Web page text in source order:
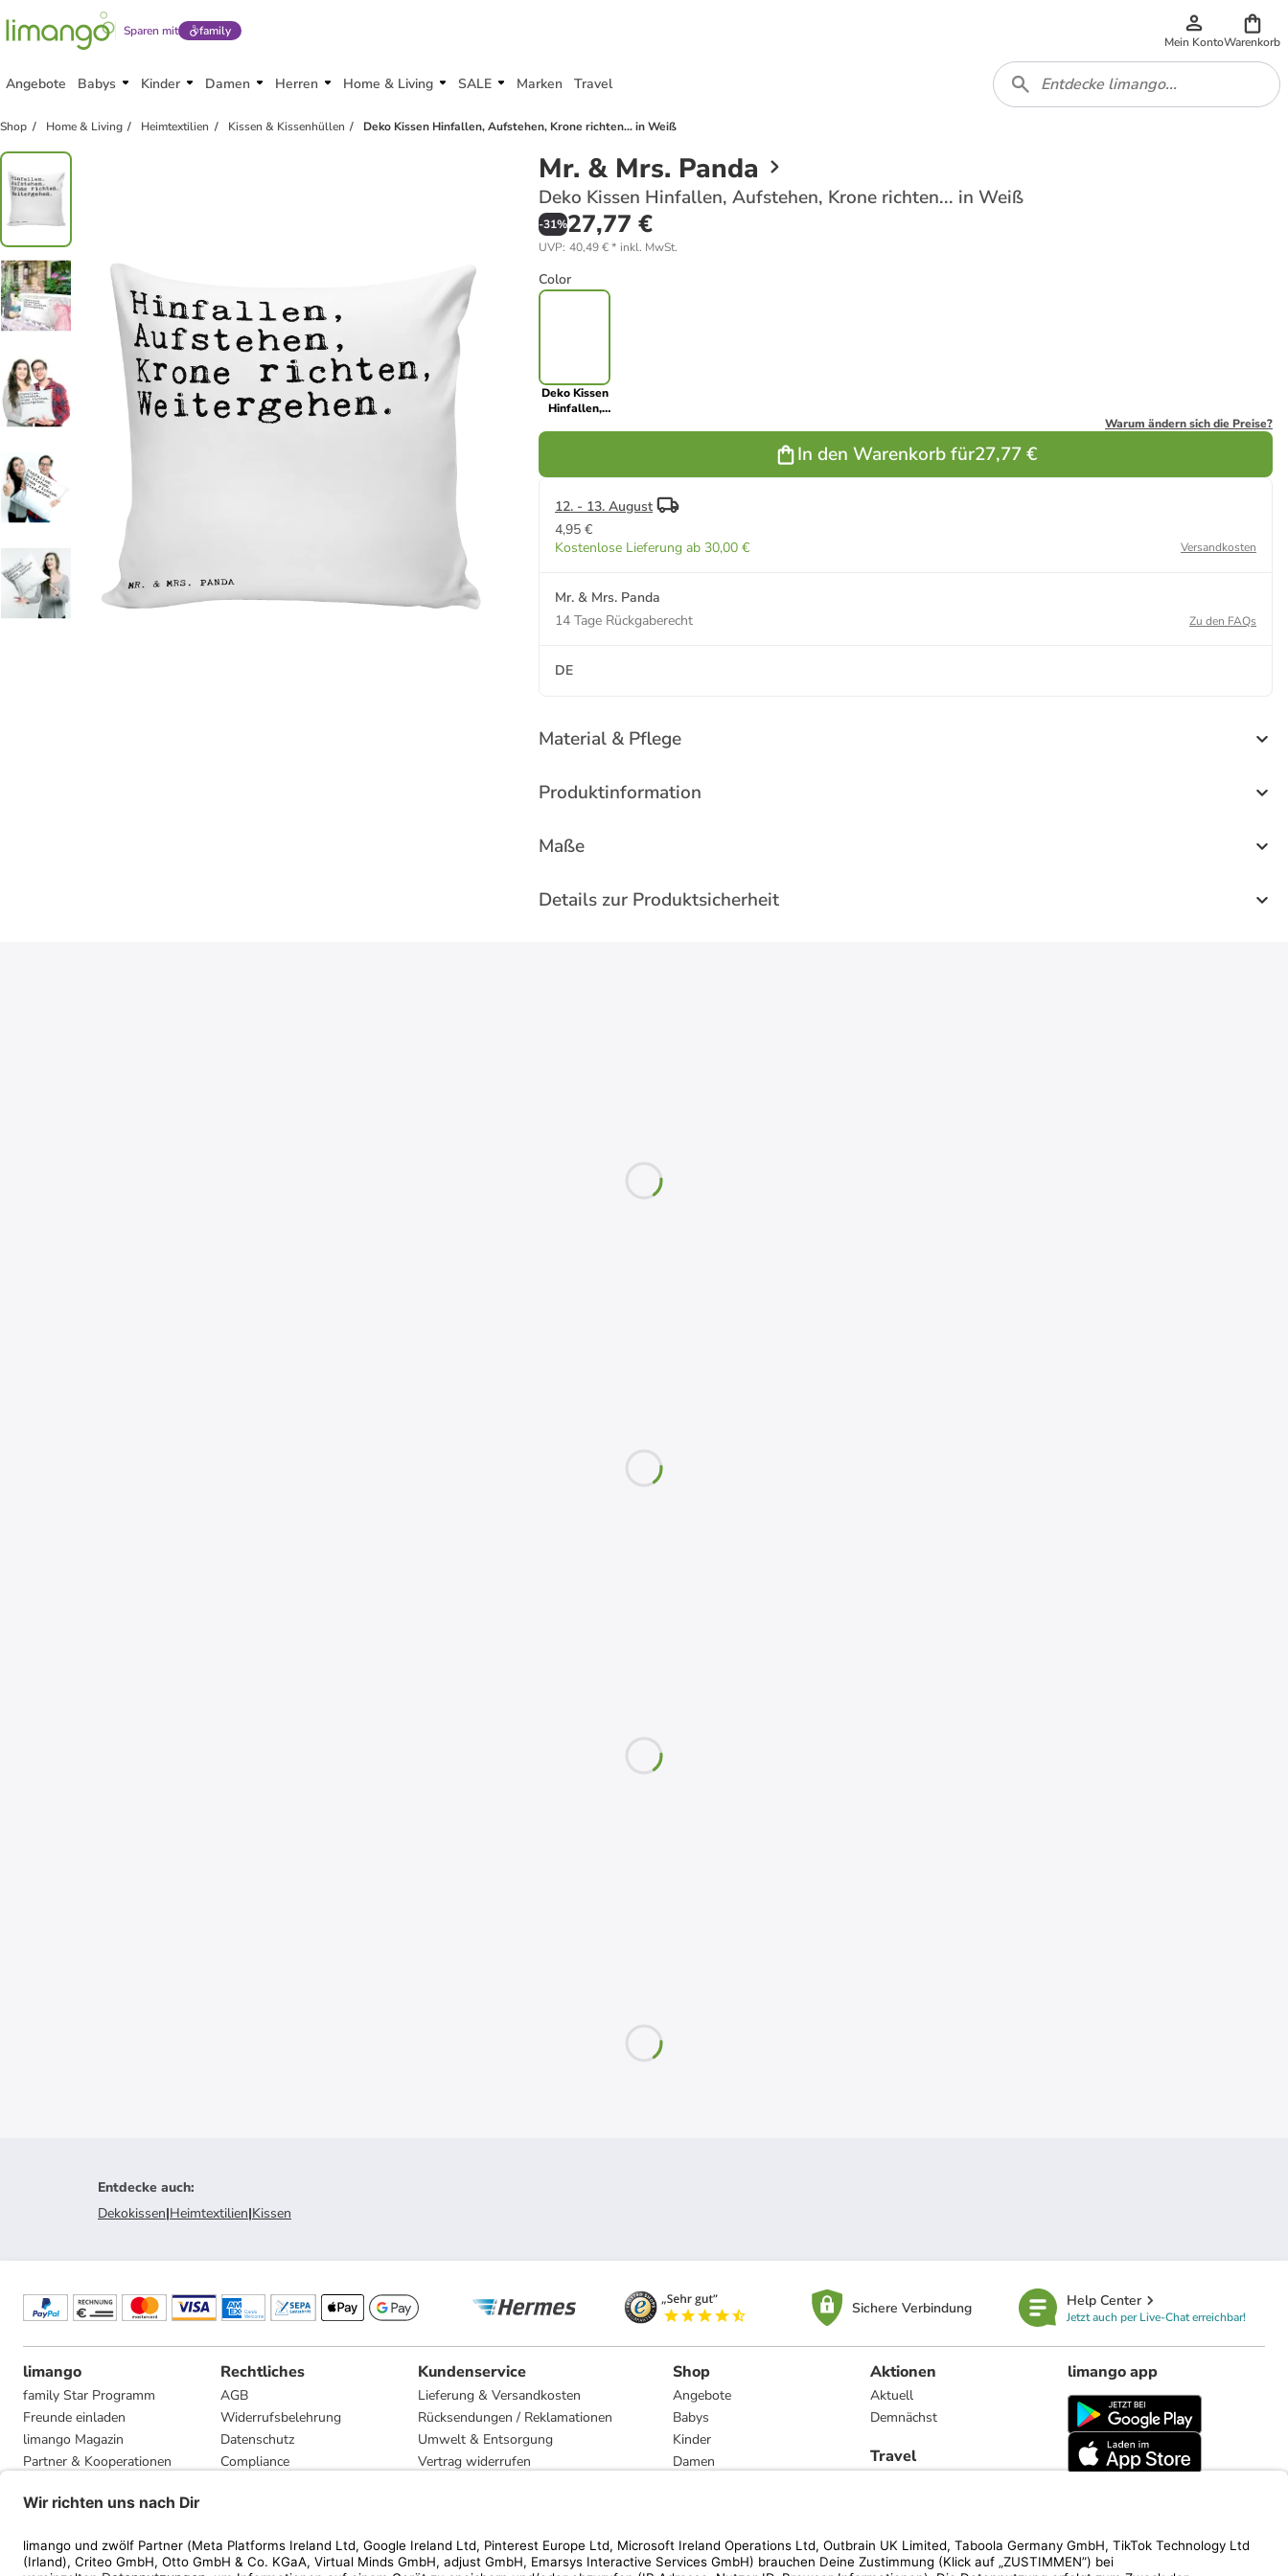
Sparen mit family
Mein KontoWarenkorb
Angebote Babys Kinder Damen Herren Home & Living SALE Marken Travel
Shop Home & Living Heimtextilien Kissen & Kissenhüllen Deko Kissen Hinfallen, Aufstehen, Krone richten... in Weiß
Mr. & Mrs. Panda
Deko Kissen Hinfallen, Aufstehen, Krone richten... in Weiß
-31%27,77 €
UVP: 40,49 €* inkl. MwSt.
Color
Deko Kissen
Hinfallen,
Warum ändern sich die Preise?
In den Warenkorb für27,77 €
12. - 13. August
4,95 €
Kostenlose Lieferung ab 30,00 €
Versandkosten
Mr. & Mrs. Panda
14 Tage Rückgaberecht
Zu den FAQs
DE
Material & Pflege
Produktinformation
Maße
Details zur Produktsicherheit
Entdecke auch:
Dekokissen|Heimtextilien|Kissen
Sichere Verbindung Help Center
Jetzt auch per Live-Chat erreichbar!
limango
family Star Programm
Freunde einladen
limango Magazin
Partner & Kooperationen
Presse
Rechtliches
AGB
Widerrufsbelehrung
Datenschutz
Compliance
Kundenservice
Lieferung & Versandkosten
Rücksendungen / Reklamationen
Umwelt & Entsorgung
Vertrag widerrufen
Shop
Angebote
Babys
Kinder
Damen
Marken
Aktionen
Aktuell
Demnächst
Travel
limango app